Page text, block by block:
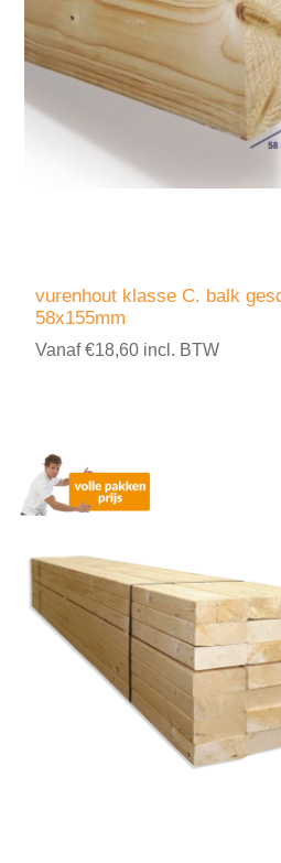
vurenhout klasse C. balk
58x155mm
Vanaf €18,60 incl. BTW